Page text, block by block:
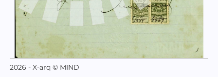
Documento PT/AMPTM/CMPTM/F-D/14/85:1939;
2026 - X-arq © MIND